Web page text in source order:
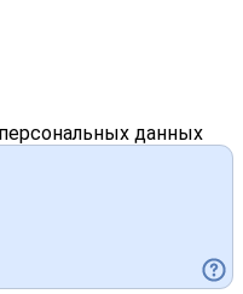
данных